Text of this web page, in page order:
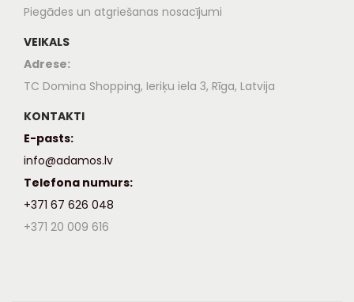
Piegādes un atgriešanas nosacījumi
VEIKALS
Adrese:
TC Domina Shopping, Ieriķu iela 3, Rīga, Latvija
KONTAKTI
E-pasts:
info@adamos.lv
Telefona numurs:
+371 67 626 048
+371 20 009 616